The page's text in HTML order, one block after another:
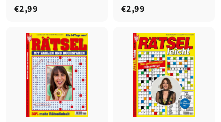
€2,99
,
9
9
€2,99
,
9
9